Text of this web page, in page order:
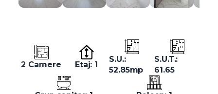
2 Camere Etaj: 1
S.U.:
52.85mp
S.U.T.:
61.65